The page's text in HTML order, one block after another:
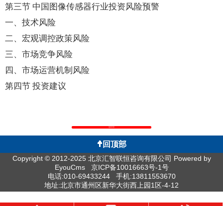
第三节 中国图像传感器行业投资风险预警
一、技术风险
二、宏观调控政策风险
三、市场竞争风险
四、市场运营机制风险
第四节 投资建议
返回列表
回顶部
Copyright © 2012-2025 北京汇智联恒咨询有限公司 Powered by
EyouCms
京ICP备10016663号-1号
电话:010-69433244 手机:13811553670
地址:北京市通州区新华大街西上园1区-4-12